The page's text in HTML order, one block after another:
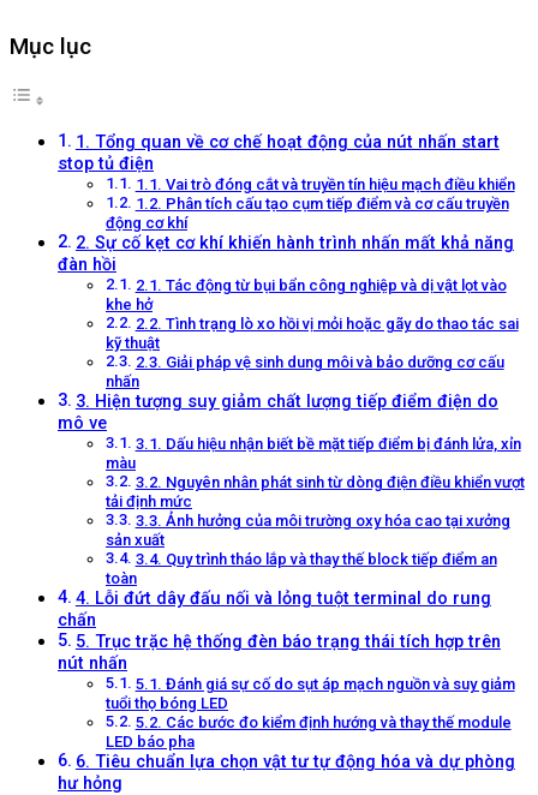
Mục lục
1. Tổng quan về cơ chế hoạt động của nút nhấn start
stop tủ điện
1.1. Vai trò đóng cắt và truyền tín hiệu mạch điều khiển
1.2. Phân tích cấu tạo cụm tiếp điểm và cơ cấu truyền
động cơ khí
2. Sự cố kẹt cơ khí khiến hành trình nhấn mất khả năng
đàn hồi
2.1. Tác động từ bụi bẩn công nghiệp và dị vật lọt vào
khe hở
2.2. Tình trạng lò xo hồi vị mỏi hoặc gãy do thao tác sai
kỹ thuật
2.3. Giải pháp vệ sinh dung môi và bảo dưỡng cơ cấu
nhấn
3. Hiện tượng suy giảm chất lượng tiếp điểm điện do
mô ve
3.1. Dấu hiệu nhận biết bề mặt tiếp điểm bị đánh lửa, xỉn
màu
3.2. Nguyên nhân phát sinh từ dòng điện điều khiển vượt
tải định mức
3.3. Ảnh hưởng của môi trường oxy hóa cao tại xưởng
sản xuất
3.4. Quy trình tháo lắp và thay thế block tiếp điểm an
toàn
4. Lỗi đứt dây đấu nối và lỏng tuột terminal do rung
chấn
5. Trục trặc hệ thống đèn báo trạng thái tích hợp trên
nút nhấn
5.1. Đánh giá sự cố do sụt áp mạch nguồn và suy giảm
tuổi thọ bóng LED
5.2. Các bước đo kiểm định hướng và thay thế module
LED báo pha
6. Tiêu chuẩn lựa chọn vật tư tự động hóa và dự phòng
hư hỏng